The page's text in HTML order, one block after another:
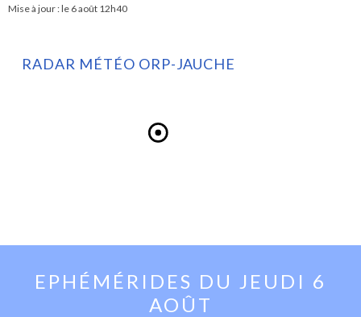
Mise à jour : le 6 août 12h40
RADAR MÉTÉO ORP-JAUCHE
EPHÉMÉRIDES DU JEUDI 6
AOÛT